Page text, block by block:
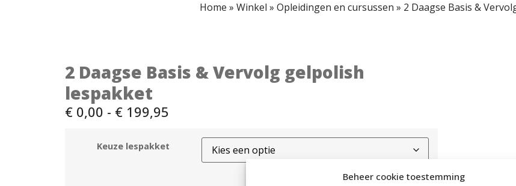
Beheer cookie toestemming
Home » Winkel » Opleidingen en cursussen » 2 Daagse Basis &
2 Daagse Basis & Vervolg gelpolish
lespakket
€0,00 - €199,95
Keuze lespakket